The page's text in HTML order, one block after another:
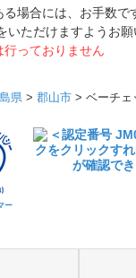
場合には、お手数で
いただけますようお願
っておりません
県 > 郡山市 > ベーチェ
ー